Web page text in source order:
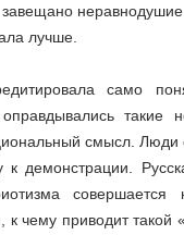
завещано
лучше.
само
такие
смысл. Люди
к демонстрации.
совершается
чему приводит такой